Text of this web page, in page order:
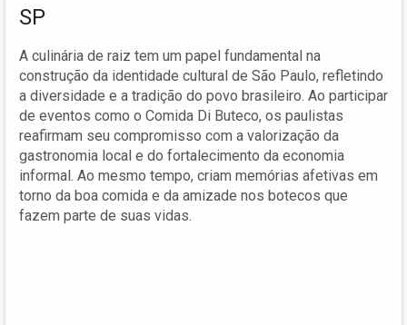
SP
A culinária de raiz tem um papel fundamental na
construção da identidade cultural de São Paulo, refletindo
a diversidade e a tradição do povo brasileiro. Ao participar
de eventos como o Comida Di Buteco, os paulistas
reafirmam seu compromisso com a valorização da
gastronomia local e do fortalecimento da economia
informal. Ao mesmo tempo, criam memórias afetivas em
torno da boa comida e da amizade nos botecos que
fazem parte de suas vidas.